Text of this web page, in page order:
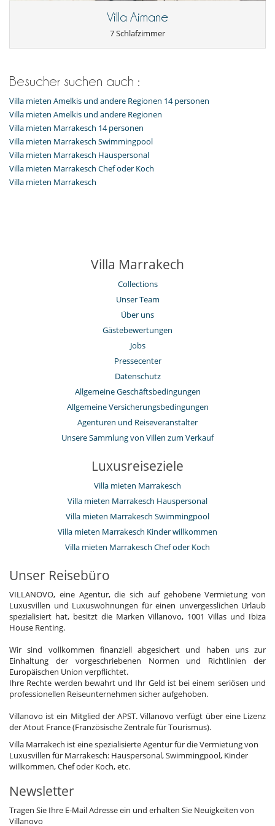
Massageraum
Music speaker
Piano
Pool mit Überlauf
Villa Aimane
7 Schlafzimmer
Besucher suchen auch :
Villa mieten Amelkis und andere Regionen 14 personen
Villa mieten Amelkis und andere Regionen
Villa mieten Marrakesch 14 personen
Villa mieten Marrakesch Swimmingpool
Villa mieten Marrakesch Hauspersonal
Villa mieten Marrakesch Chef oder Koch
Villa mieten Marrakesch
Villa Marrakech
Collections
Unser Team
Über uns
Gästebewertungen
Jobs
Pressecenter
Datenschutz
Allgemeine Geschäftsbedingungen
Allgemeine Versicherungsbedingungen
Agenturen und Reiseveranstalter
Unsere Sammlung von Villen zum Verkauf
Luxusreiseziele
Villa mieten Marrakesch
Villa mieten Marrakesch Hauspersonal
Villa mieten Marrakesch Swimmingpool
Villa mieten Marrakesch Kinder willkommen
Villa mieten Marrakesch Chef oder Koch
Unser Reisebüro
VILLANOVO, eine Agentur, die sich auf gehobene Vermietung von
Luxusvillen und Luxuswohnungen für einen unvergesslichen Urlaub
spezialisiert hat, besitzt die Marken Villanovo, 1001 Villas und Ibiza
House Renting.
Wir sind vollkommen finanziell abgesichert und haben uns zur
Einhaltung der vorgeschriebenen Normen und Richtlinien der
Europäischen Union verpflichtet.
Ihre Rechte werden bewahrt und Ihr Geld ist bei einem seriösen und
professionellen Reiseunternehmen sicher aufgehoben.
Villanovo ist ein Mitglied der APST. Villanovo verfügt über eine Lizenz
der Atout France (Französische Zentrale für Tourismus).
Villa Marrakech ist eine spezialisierte Agentur für die Vermietung von
Luxusvillen für Marrakesch: Hauspersonal, Swimmingpool, Kinder
willkommen, Chef oder Koch, etc.
Newsletter
Tragen Sie Ihre E-Mail Adresse ein und erhalten Sie Neuigkeiten von
Villanovo